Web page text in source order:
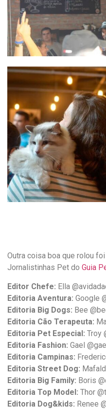
Outra coisa boa que rolou
Jornalistinhas Pet do Guia
Editor Chefe: Ella
Editoria Aventura: Google
Editoria Big Dogs: Bee
Editoria Cão Terapeuta:
Editoria Pet Especial: Troy
Editoria Fashion: Gael
Editoria Campinas:
Editoria Street Dog:
Editoria Big Family: Boris
Editoria Top Model: Thor
Editoria Dog&kids: Renee